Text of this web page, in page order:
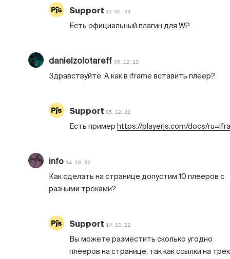
Support 11.01.23
Есть официальный плагин для WP
danielzolotareff 05.12.22
Здравствуйте. А как в iframe вставить плеер?
Support 05.12.22
Есть пример https://playerjs.com/docs/
info 14.10.22
Как сделать на странице допустим 10 плееров с
разными треками?
Support 14.10.22
Вы можете разместить сколько угодно
плееров на странице, так как ссылки на